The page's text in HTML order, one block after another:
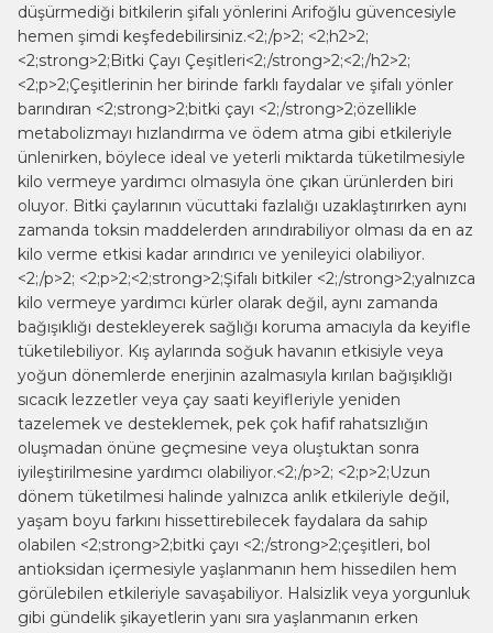
W
h
t
s
a
p
p
B
i
l
g
H
a
t
düşürmediği bitkilerin şifalı yönlerini Arifoğlu güvencesiyle
hemen şimdi keşfedebilirsiniz.<2;/p>2; <2;h2>2;
<2;strong>2;Bitki Çayı Çeşitleri<2;/strong>2;<2;/h2>2;
<2;p>2;Çeşitlerinin her birinde farklı faydalar ve şifalı yönler
barındıran <2;strong>2;bitki çayı <2;/strong>2;özellikle
metabolizmayı hızlandırma ve ödem atma gibi etkileriyle
ünlenirken, böylece ideal ve yeterli miktarda tüketilmesiyle
kilo vermeye yardımcı olmasıyla öne çıkan ürünlerden biri
oluyor. Bitki çaylarının vücuttaki fazlalığı uzaklaştırırken aynı
zamanda toksin maddelerden arındırabiliyor olması da en az
kilo verme etkisi kadar arındırıcı ve yenileyici olabiliyor.
<2;/p>2; <2;p>2;<2;strong>2;Şifalı bitkiler <2;/strong>2;yalnızca
kilo vermeye yardımcı kürler olarak değil, aynı zamanda
bağışıklığı destekleyerek sağlığı koruma amacıyla da keyifle
tüketilebiliyor. Kış aylarında soğuk havanın etkisiyle veya
yoğun dönemlerde enerjinin azalmasıyla kırılan bağışıklığı
sıcacık lezzetler veya çay saati keyifleriyle yeniden
tazelemek ve desteklemek, pek çok hafif rahatsızlığın
oluşmadan önüne geçmesine veya oluştuktan sonra
iyileştirilmesine yardımcı olabiliyor.<2;/p>2; <2;p>2;Uzun
dönem tüketilmesi halinde yalnızca anlık etkileriyle değil,
yaşam boyu farkını hissettirebilecek faydalara da sahip
olabilen <2;strong>2;bitki çayı <2;/strong>2;çeşitleri, bol
antioksidan içermesiyle yaşlanmanın hem hissedilen hem
görülebilen etkileriyle savaşabiliyor. Halsizlik veya yorgunluk
gibi gündelik şikayetlerin yanı sıra yaşlanmanın erken